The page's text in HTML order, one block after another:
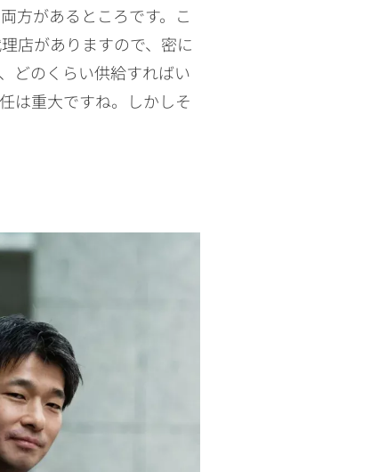
方があるところです。こ
店がありますので、密に
どのくらい供給すればい
は重大ですね。しかしそ